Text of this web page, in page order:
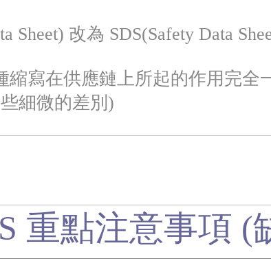
改為 SDS(Safety Data
縮寫在供應鏈上所起的作用完
微的差別)
重點注意事項 (